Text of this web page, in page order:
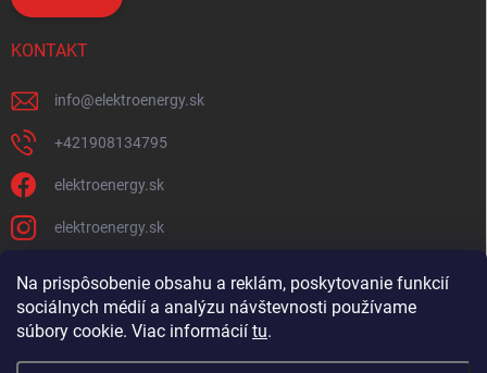
Na prispôsobenie obsahu a reklám, poskytovanie funkcií
sociálnych médií a analýzu návštevnosti používame
súbory cookie. Viac informácií tu.
KONTAKT
info@elektroenergy.sk
+421908134795
elektroenergy.sk
elektroenergy.sk
Podmienky ochrany osobných údajov
Kontakty
Obchodné podmienky